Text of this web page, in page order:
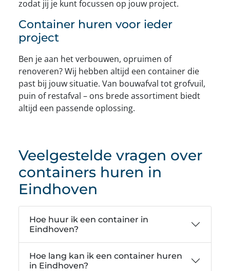
zodat jij je kunt focussen op jouw project.
Container huren voor ieder
project
Ben je aan het verbouwen, opruimen of
renoveren? Wij hebben altijd een container die
past bij jouw situatie. Van bouwafval tot grofvuil,
puin of restafval – ons brede assortiment biedt
altijd een passende oplossing.
Veelgestelde vragen over
containers huren in
Eindhoven
Hoe huur ik een container in
Eindhoven?
Hoe lang kan ik een container huren
in Eindhoven?